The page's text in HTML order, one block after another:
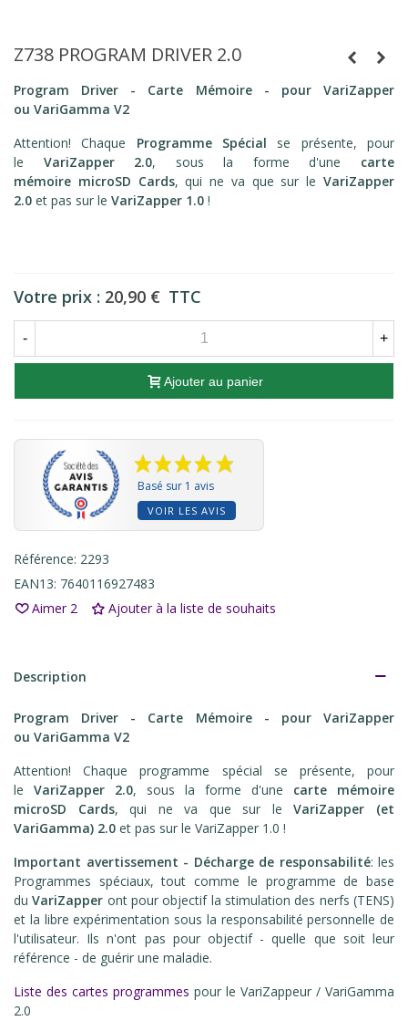
Z738 PROGRAM DRIVER 2.0
Program Driver - Carte Mémoire - pour VariZapper
ou VariGamma V2
Attention! Chaque Programme Spécial se présente, pour
le VariZapper 2.0, sous la forme d'une carte
mémoire microSD Cards, qui ne va que sur leVariZapper
2.0 et pas sur le VariZapper 1.0 !
Votre prix : 20,90 € TTC
- +
Ajouter au panier
Basé sur 1 avis
VOIR LES AVIS
Référence: 2293
EAN13: 7640116927483
Aimer 2 Ajouter à la liste de souhaits
Description
Program Driver - Carte Mémoire - pour VariZapper
ou VariGamma V2
Attention! Chaque programme spécial se présente, pour
le VariZapper 2.0, sous la forme d'une carte mémoire
microSD Cards, qui ne va que sur leVariZapper (et
VariGamma) 2.0 et pas sur le VariZapper 1.0 !
Important avertissement - Décharge de responsabilité: les
Programmes spéciaux, tout comme le programme de base
duVariZapper ont pour objectif la stimulation des nerfs (TENS)
et la libre expérimentation sous la responsabilité personnelle de
l'utilisateur. Ils n'ont pas pour objectif - quelle que soit leur
référence - de guérir une maladie.
Liste des cartes programmes pour le VariZappeur / VariGamma
2.0